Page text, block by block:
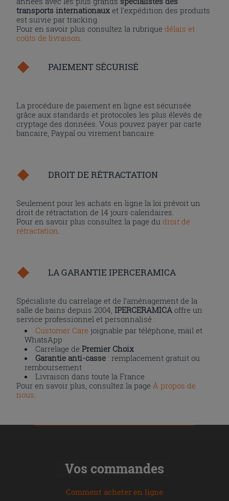
transports internationaux et l'expédition des produits
est suivie par tracking.
Pour en savoir plus consultez la rubriquedélais et
coûts de livraison
PAIEMENT SÉCURISÉ
La procédure de paiement en ligne est sécurisée
grâce aux standards et protocoles les plus élevés de
cryptage des données. Vous pouvez payer par carte
bancaire, Paypal ou virement bancaire.
DROIT DE RÉTRACTATION
Seulement pour les achats en ligne la loi prévoit un
droit de rétractation de 14 jours calendaires.
Pour en savoir plus consultez la page dudroit de
rétractation
LA GARANTIE IPERCERAMICA
Spécialiste du carrelage et de l’aménagement de la
salle de bains depuis 2004,IPERCERAMICA offre un
service professionnel et personnalisé :
Customer Care joignable par téléphone, mail et
WhatsApp
Carrelage dePremier Choix
Garantie anti-casse : remplacement gratuit ou
remboursement
Livraison dans toute la France
Pour en savoir plus, consultez la page À propos de
nous
Vos commandes
Comment acheter en ligne